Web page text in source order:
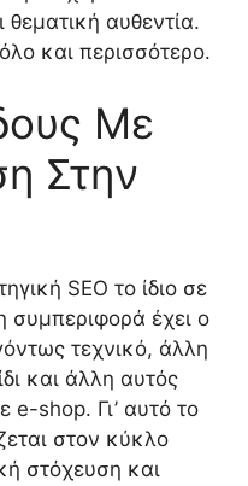
αυθεντία.
και περισσότερο.
Με
Στην
SEO το ίδιο σε
συμπεριφορά έχει ο
τεχνικό, άλλη
και άλλη αυτός
e-shop. Γι’ αυτό το
στον κύκλο
στόχευση και